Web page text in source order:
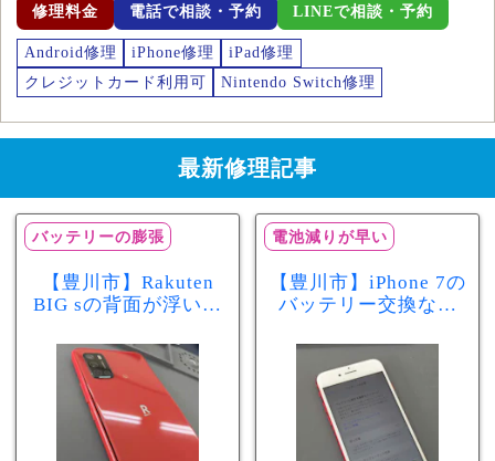
修理料金 電話で相談・予約 LINEで相談・予約
Android修理 iPhone修理
iPad修理
クレジットカード利用可
Nintendo Switch修理
最新修理記事
バッテリーの膨張
【豊川市】Rakuten
BIG sの背面が浮いて
リー膨張のサインか
もしれません！バッ
テリー交換修理事例
電池減りが早い
【豊川市】iPhone 7の
バッテリー交換なら
最大容量70％で電池
の減りが早い症状も
当日60分で改善